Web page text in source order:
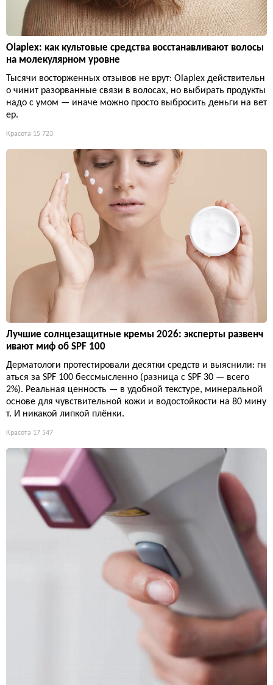
Olaplex: как культовые средства восстанавливают волосы
на молекулярном уровне
Тысячи восторженных отзывов не врут: Olaplex действительн
о чинит разорванные связи в волосах, но выбирать продукты
надо с умом — иначе можно просто выбросить деньги на вет
ер.
Красота 15 723
Лучшие солнцезащитные кремы 2026: эксперты развенч
ивают миф об SPF 100
Дерматологи протестировали десятки средств и выяснили: гн
аться за SPF 100 бессмысленно (разница с SPF 30 — всего
2%). Реальная ценность — в удобной текстуре, минеральной
основе для чувствительной кожи и водостойкости на 80 мину
т. И никакой липкой плёнки.
Красота 17 547